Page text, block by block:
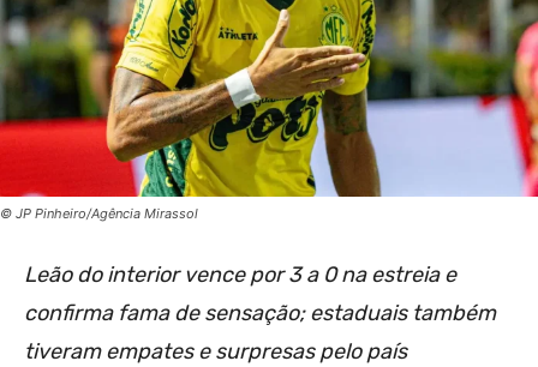
© JP Pinheiro/Agência Mirassol
Leão do interior vence por 3 a 0 na estreia e
confirma fama de sensação; estaduais também
tiveram empates e surpresas pelo país